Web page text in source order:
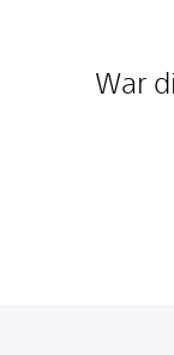
War